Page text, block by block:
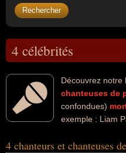
4 célébrités
Découvrez notre
chanteuses de
confondues)
exemple : Liam
variés dans les domaines de
4 chanteurs et chanteuses